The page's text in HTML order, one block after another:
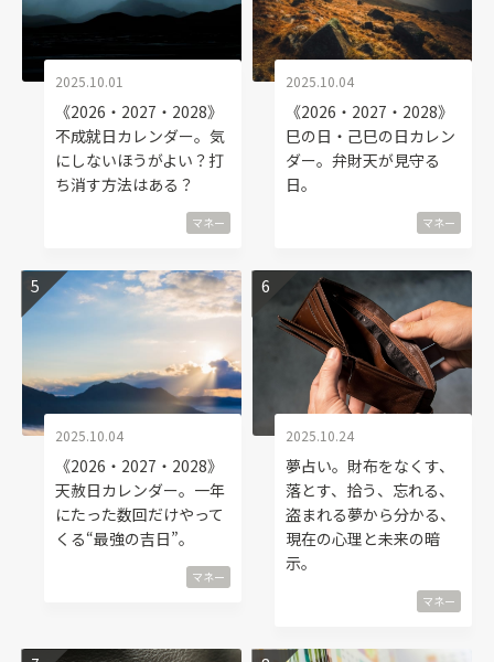
2025.10.01
《2026・2027・2028》
不成就日カレンダー。気
にしないほうがよい？打
ち消す方法はある？
マネー
2025.10.04
《2026・2027・2028》
巳の日・己巳の日カレン
ダー。弁財天が見守る
日。
マネー
2025.10.04
《2026・2027・2028》
天赦日カレンダー。一年
にたった数回だけやって
くる“最強の吉日”。
マネー
2025.10.24
夢占い。財布をなくす、
落とす、拾う、忘れる、
盗まれる夢から分かる、
現在の心理と未来の暗
示。
マネー